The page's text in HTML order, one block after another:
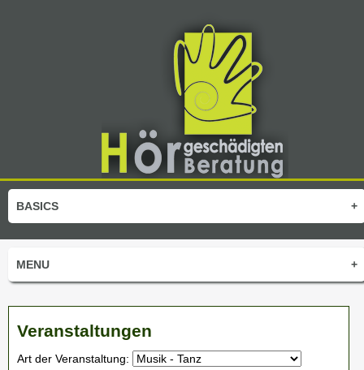
+
BASICS
+
MENU
Veranstaltungen
Art der Veranstaltung: